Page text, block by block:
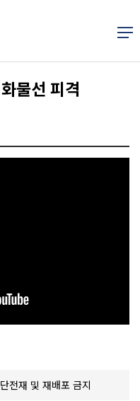
물선 피격
재 및 재배포 금지